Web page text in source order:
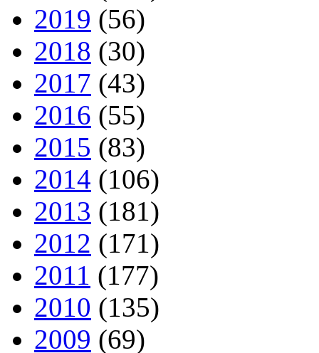
2019 (56)
2018 (30)
2017 (43)
2016 (55)
2015 (83)
2014 (106)
2013 (181)
2012 (171)
2011 (177)
2010 (135)
2009 (69)